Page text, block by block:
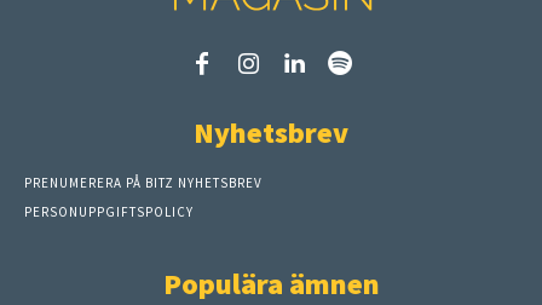
Nyhetsbrev
PRENUMERERA PÅ BITZ NYHETSBREV
PERSONUPPGIFTSPOLICY
Populära ämnen